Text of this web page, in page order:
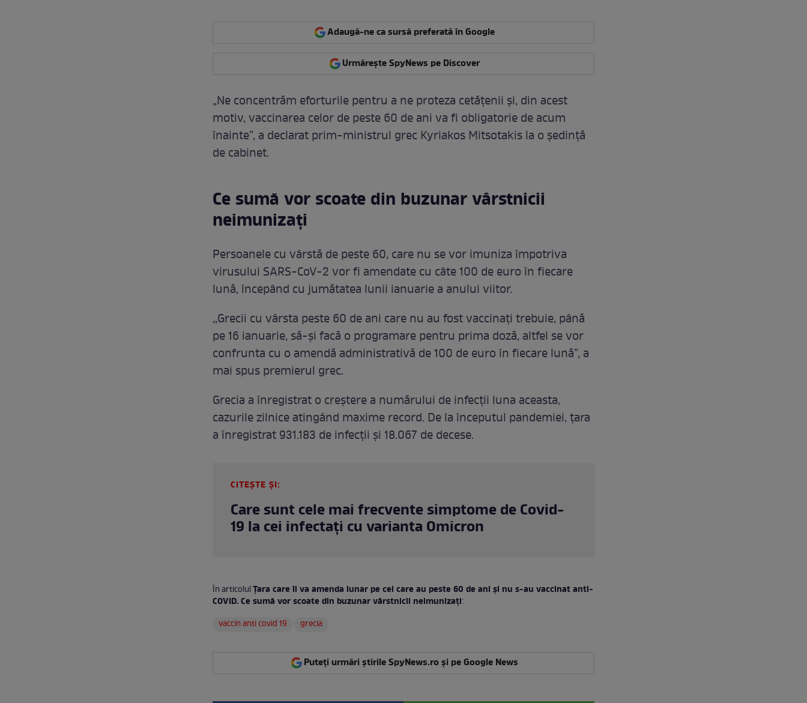
Adaugă-ne ca sursă preferată în Google
Urmărește SpyNews pe Discover
„Ne concentrăm eforturile pentru a ne proteza cetățenii și, din acest
motiv, vaccinarea celor de peste 60 de ani va fi obligatorie de acum
înainte”, a declarat prim-ministrul grec Kyriakos Mitsotakis la o ședință
de cabinet.
Ce sumă vor scoate din buzunar vârstnicii
neimunizați
Persoanele cu vârstă de peste 60, care nu se vor imuniza împotriva
virusului SARS-CoV-2 vor fi amendate cu câte 100 de euro în fiecare
lună, începând cu jumătatea lunii ianuarie a anului viitor.
,,Grecii cu vârsta peste 60 de ani care nu au fost vaccinați trebuie, până
pe 16 ianuarie, să-și facă o programare pentru prima doză, altfel se vor
confrunta cu o amendă administrativă de 100 de euro în fiecare lună”, a
mai spus premierul grec.
Grecia a înregistrat o creștere a numărului de infecții luna aceasta,
cazurile zilnice atingând maxime record. De la începutul pandemiei, țara
a înregistrat 931.183 de infecții și 18.067 de decese.
CITEȘTE ȘI:
Care sunt cele mai frecvente simptome de Covid-
19 la cei infectați cu varianta Omicron
În articolulȚara care îi va amenda lunar pe cei care au peste 60 de ani și nu s-au vaccinat anti-
COVID. Ce sumă vor scoate din buzunar vârstnicii neimunizați:
vaccin anti covid 19
grecia
Puteți urmări știrile SpyNews.ro și pe Google News